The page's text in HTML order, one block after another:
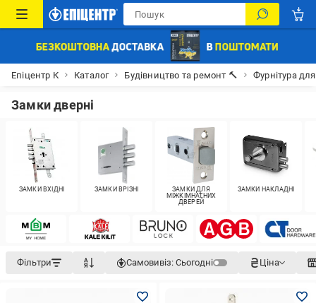
Епіцентр К Каталог Будівництво та ремонт 🔨 Фурнітура
Замки дверні
ЗАМКИ ВХІДНІ ЗАМКИ ВРІЗНІ
ЗАМКИ ДЛЯ
МІЖКІМНАТНИХ
ДВЕРЕЙ
ЗАМКИ НАКЛАДНІ
Фільтри Самовивіз: Сьогодні Ціна